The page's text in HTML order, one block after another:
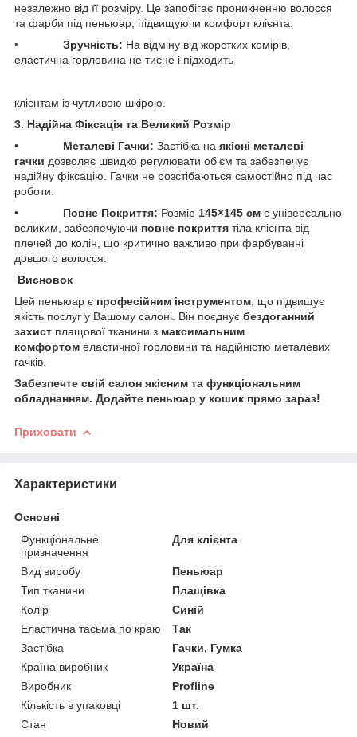
незалежно від її розміру. Це запобігає проникненню волосся
та фарби під пеньюар, підвищуючи комфорт клієнта.
• ​ Зручність: На відміну від жорстких комірів,
еластична горловина не тисне і підходить
клієнтам із чутливою шкірою.
3. Надійна Фіксація та Великий Розмір
• ​ Металеві Гачки: Застібка на якісні металеві
гачки дозволяє швидко регулювати об'єм та забезпечує
надійну фіксацію. Гачки не розстібаються самостійно під час
роботи.
• ​ Повне Покриття: Розмір 145×145 см є універсально
великим, забезпечуючи повне покриття тіла клієнта від
плечей до колін, що критично важливо при фарбуванні
довшого волосся.
Висновок
​Цей пеньюар є професійним інструментом , що підвищує
якість послуг у Вашому салоні. Він поєднує бездоганний
захист плащової тканини з максимальним
комфортом еластичної горловини та надійністю металевих
гачків.
Забезпечте свій салон якісним та функціональним
обладнанням. Додайте пеньюар у кошик прямо зараз!
Приховати
Характеристики
Основні
Функціональне
призначення
Для клієнта
Вид виробу
Пеньюар
Тип тканини
Плащівка
Колір
Синій
Еластична тасьма по краю
Так
Застібка
Гачки, Гумка
Країна виробник
Україна
Виробник
Profline
Кількість в упаковці
1 шт.
Стан
Новий